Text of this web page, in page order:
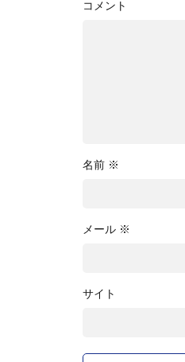
コメント
名前 ※
メール ※
サイト